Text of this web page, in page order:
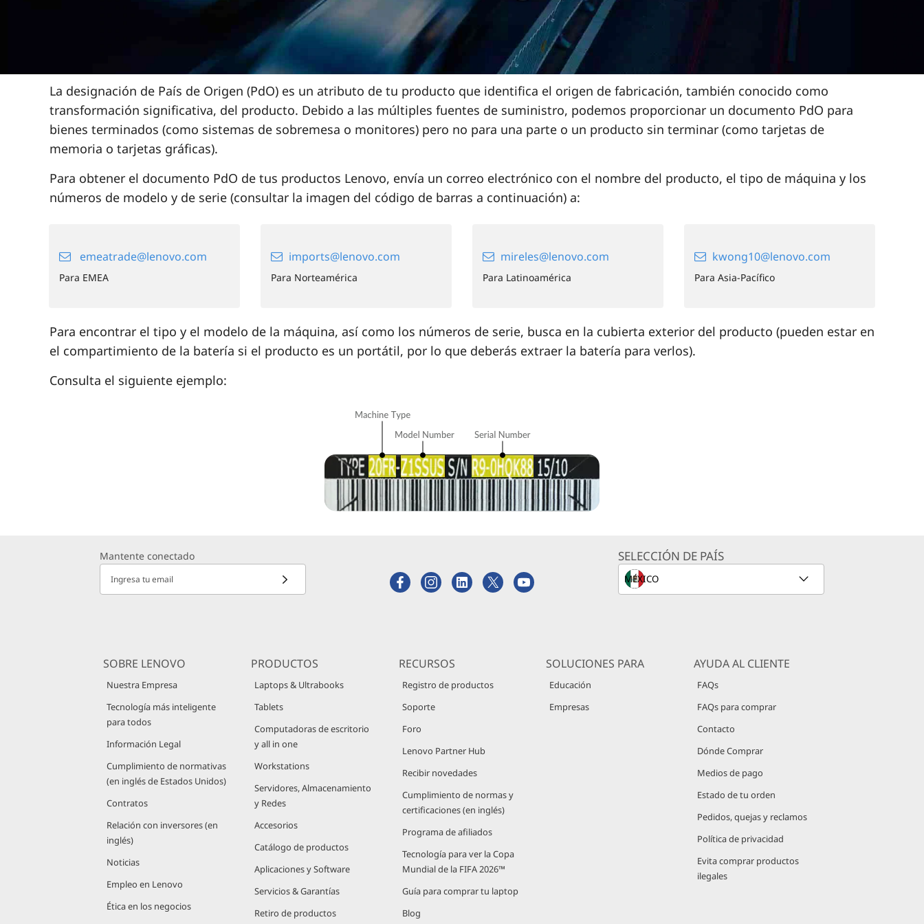
a
La designación de País de Origen (PdO) es un atributo de tu producto que identifica el origen de fabricación, también conocido como
transformación significativa, del producto. Debido a las múltiples fuentes de suministro, podemos proporcionar un documento PdO para
bienes terminados (como sistemas de sobremesa o monitores) pero no para una parte o un producto sin terminar (como tarjetas de
memoria o tarjetas gráficas).
Para obtener el documento PdO de tus productos Lenovo, envía un correo electrónico con el nombre del producto, el tipo de máquina y los
números de modelo y de serie (consultar la imagen del código de barras a continuación) a:
emeatrade@lenovo.com
Para EMEA
imports@lenovo.com
Para Norteamérica
mireles@lenovo.com
Para Latinoamérica
kwong10@lenovo.com
Para Asia-Pacífico
Para encontrar el tipo y el modelo de la máquina, así como los números de serie, busca en la cubierta exterior del producto (pueden estar en
el compartimiento de la batería si el producto es un portátil, por lo que deberás extraer la batería para verlos).
Consulta el siguiente ejemplo:
Mantente conectado
Ingresa tu email
SELECCIÓN DE PAÍS
SOBRE LENOVO
Nuestra Empresa
Tecnología más inteligente
para todos
Información Legal
Cumplimiento de normativas
(en inglés de Estados Unidos)
Contratos
Relación con inversores (en
inglés)
Noticias
Empleo en Lenovo
Ética en los negocios
PRODUCTOS
Laptops & Ultrabooks
Tablets
Computadoras de escritorio
y all in one
Workstations
Servidores, Almacenamiento
y Redes
Accesorios
Catálogo de productos
Aplicaciones y Software
Servicios & Garantías
Retiro de productos
RECURSOS
Registro de productos
Soporte
Foro
Lenovo Partner Hub
Recibir novedades
Cumplimiento de normas y
certificaciones (en inglés)
Programa de afiliados
Tecnología para ver la Copa
Mundial de la FIFA 2026™
Guía para comprar tu laptop
Blog
SOLUCIONES PARA
Educación
Empresas
AYUDA AL CLIENTE
FAQs
FAQs para comprar
Contacto
Dónde Comprar
Medios de pago
Estado de tu orden
Pedidos, quejas y reclamos
Política de privacidad
Evita comprar productos
ilegales